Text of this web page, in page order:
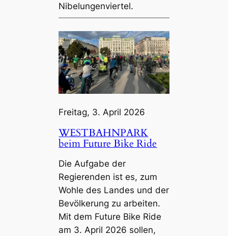
Nibelungenviertel.
Freitag, 3. April 2026
WESTBAHNPARK
beim Future Bike Ride
Die Aufgabe der
Regierenden ist es, zum
Wohle des Landes und der
Bevölkerung zu arbeiten.
Mit dem Future Bike Ride
am 3. April 2026 sollen,